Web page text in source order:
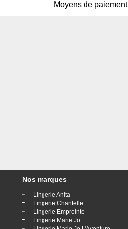
Moyens de paiement
Nos marques
- Lingerie Anita
- Lingerie Chantelle
- Lingerie Empreinte
- Lingerie Marie Jo